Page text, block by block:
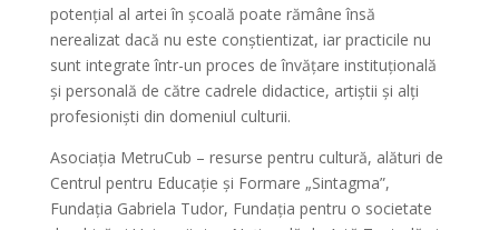
potențial al artei în școală poate rămâne însă
nerealizat dacă nu este conștientizat, iar practicile nu
sunt integrate într-un proces de învățare instituțională
și personală de către cadrele didactice, artiștii și alți
profesioniști din domeniul culturii.
Asociația MetruCub – resurse pentru cultură, alături de
Centrul pentru Educație și Formare „Sintagma”,
Fundația Gabriela Tudor, Fundația pentru o societate